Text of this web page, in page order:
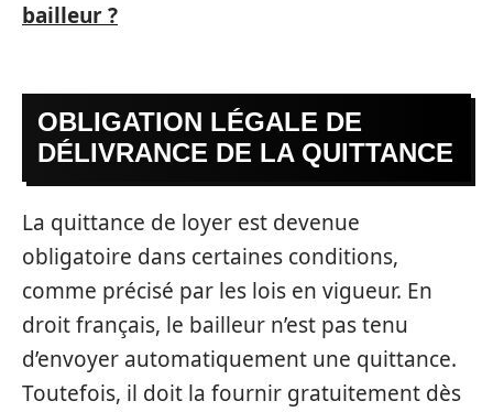
bailleur ?
OBLIGATION LÉGALE DE
DÉLIVRANCE DE LA QUITTANCE
La quittance de loyer est devenue
obligatoire dans certaines conditions,
comme précisé par les lois en vigueur. En
droit français, le bailleur n’est pas tenu
d’envoyer automatiquement une quittance.
Toutefois, il doit la fournir gratuitement dès